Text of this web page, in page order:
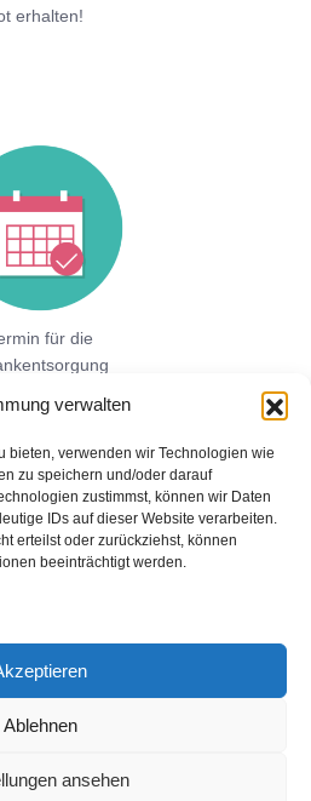
verwalten
bieten, verwenden wir Technologien wie
zu speichern und/oder darauf
zustimmst, können wir Daten
IDs auf dieser Website verarbeiten.
erteilst oder zurückziehst, können
beeinträchtigt werden.
Ablehnen
ansehen
erhalten!
für die
ein unverbindliches
einholen!